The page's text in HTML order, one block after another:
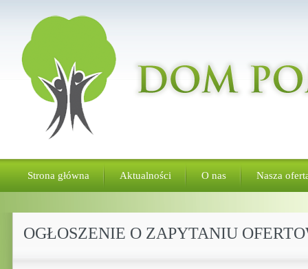
Strona główna Aktualności O nas Nasza
OGŁOSZENIE O ZAPYTANIU